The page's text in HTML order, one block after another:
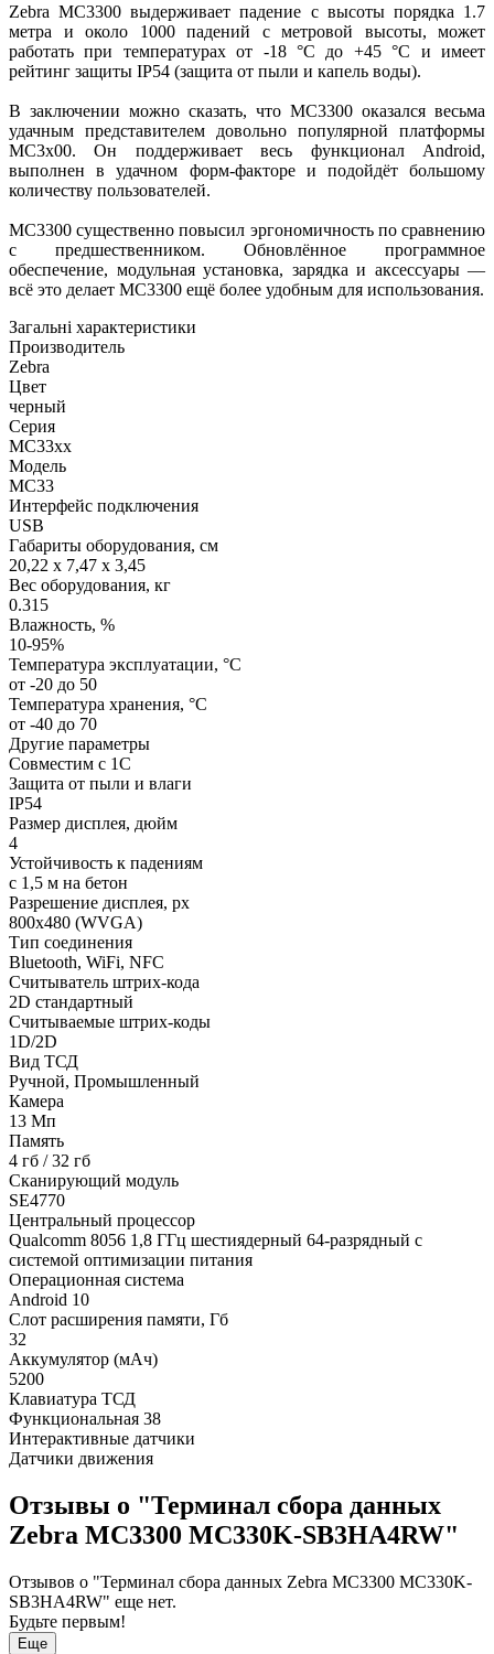
Zebra MC3300 выдерживает падение с высоты порядка 1.7
метра и около 1000 падений с метровой высоты, может
работать при температурах от -18 °С до +45 °С и имеет
рейтинг защиты IP54 (защита от пыли и капель воды).
В заключении можно сказать, что MC3300 оказался весьма
удачным представителем довольно популярной платформы
MC3x00. Он поддерживает весь функционал Android,
выполнен в удачном форм-факторе и подойдёт большому
количеству пользователей.
MC3300 существенно повысил эргономичность по сравнению
с предшественником. Обновлённое программное
обеспечение, модульная установка, зарядка и аксессуары —
всё это делает MC3300 ещё более удобным для использования.
Загальні характеристики
Производитель
Zebra
Цвет
черный
Серия
MC33xx
Модель
MC33
Интерфейс подключения
USB
Габариты оборудования, см
20,22 x 7,47 x 3,45
Вес оборудования, кг
0.315
Влажность, %
10-95%
Температура эксплуатации, °C
от -20 до 50
Температура хранения, °C
от -40 до 70
Другие параметры
Совместим с 1С
Защита от пыли и влаги
IP54
Размер дисплея, дюйм
4
Устойчивость к падениям
с 1,5 м на бетон
Разрешение дисплея, px
800х480 (WVGA)
Тип соединения
Bluetooth, WiFi, NFС
Считыватель штрих-кода
2D стандартный
Считываемые штрих-коды
1D/2D
Вид ТСД
Ручной, Промышленный
Камера
13 Мп
Память
4 гб / 32 гб
Сканирующий модуль
SE4770
Центральный процессор
Qualcomm 8056 1,8 ГГц шестиядерный 64-разрядный с
системой оптимизации питания
Операционная система
Android 10
Слот расширения памяти, Гб
32
Аккумулятор (мАч)
5200
Клавиатура ТСД
Функциональная 38
Интерактивные датчики
Датчики движения
Отзывы о "Терминал сбора данных
Zebra MC3300 MC330K-SB3HA4RW"
Отзывов о "Терминал сбора данных Zebra MC3300 MC330K-
SB3HA4RW" еще нет.
Будьте первым!
Еще